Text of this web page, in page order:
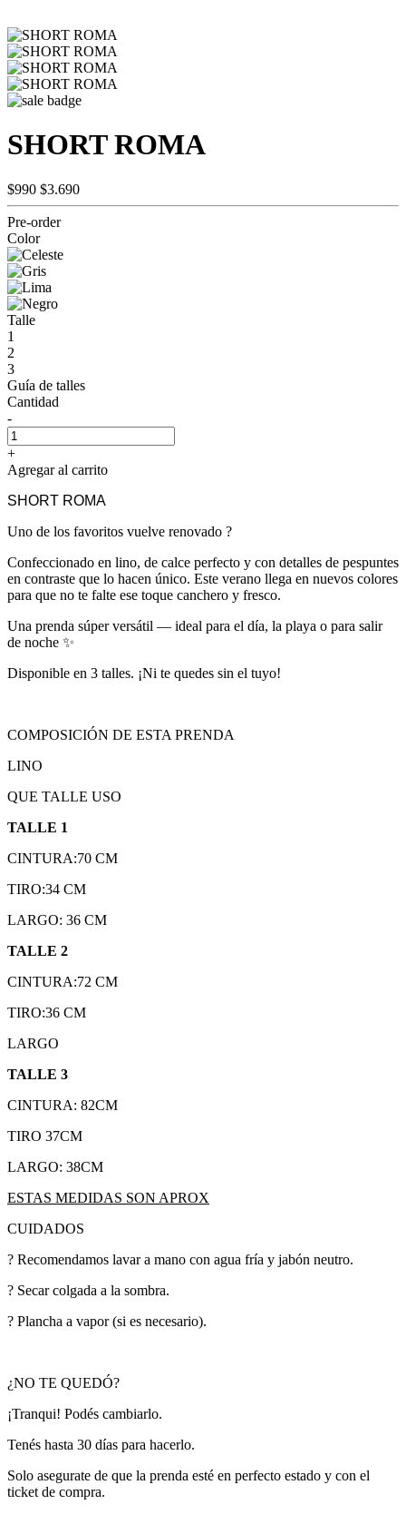
SHORT ROMA
$990 $3.690
Pre-order
Color
Talle
1
2
3
Guía de talles
Cantidad
-
+
Agregar al carrito
SHORT ROMA
Uno de los favoritos vuelve renovado ?
Confeccionado en lino, de calce perfecto y con detalles de pespuntes
en contraste que lo hacen único. Este verano llega en nuevos colores
para que no te falte ese toque canchero y fresco.
Una prenda súper versátil — ideal para el día, la playa o para salir
de noche ✨
Disponible en 3 talles. ¡Ni te quedes sin el tuyo!
COMPOSICIÓN DE ESTA PRENDA
LINO
QUE TALLE USO
TALLE 1
CINTURA:70 CM
TIRO:34 CM
LARGO: 36 CM
TALLE 2
CINTURA:72 CM
TIRO:36 CM
LARGO
TALLE 3
CINTURA: 82CM
TIRO 37CM
LARGO: 38CM
ESTAS MEDIDAS SON APROX
CUIDADOS
? Recomendamos lavar a mano con agua fría y jabón neutro.
? Secar colgada a la sombra.
? Plancha a vapor (si es necesario).
¿NO TE QUEDÓ?
¡Tranqui! Podés cambiarlo.
Tenés hasta 30 días para hacerlo.
Solo asegurate de que la prenda esté en perfecto estado y con el
ticket de compra.